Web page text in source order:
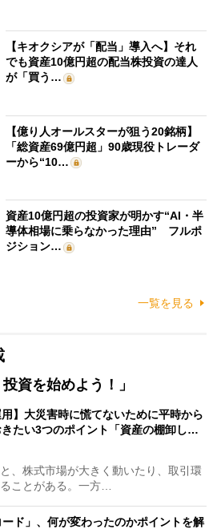
【キオクシアが「配当」導入へ】それ
でも資産10億円超の配当株投資の達人
が「買う…
【億り人オールスターが狙う20銘柄】
「総資産69億円超」90歳現役トレーダ
ーから“10…
資産10億円超の投資家が明かす“AI・半
導体相場に乗らなかった理由” フルポ
ジション…
一覧を見る
資を始めよう！」
用】大災害時に慌てないために平時から
たい3つのポイント「資産の棚卸し…
、株式市場が大きく動いたり、取引環
ことがある。一方…
ド」、何が変わったのかポイントを解